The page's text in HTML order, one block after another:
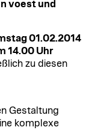
voest und
01.02.2014
14.00 Uhr
zu diesen
Gestaltung
komplexe